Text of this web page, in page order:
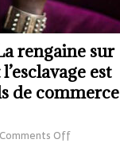
rengaine sur
est
de commerce
Comments Off